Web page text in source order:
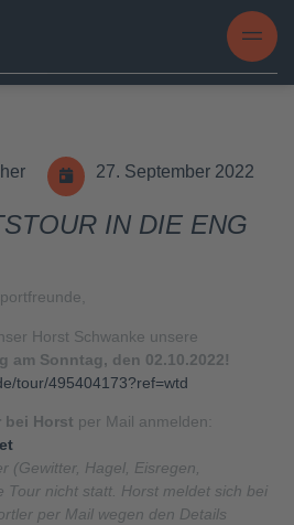
27. September 2022
IN DIE ENG
Horst Schwanke unsere
am Sonntag, den 02.10.2022!
tour/495404173?ref=wtd
bei Horst per Mail anmelden:
(Gewitter, Hagel, Eisregen,
Tour nicht statt. Horst meldet sich bei
per Mail wegen den Details